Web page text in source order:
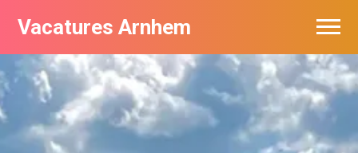
Vacatures Arnhem
Vacatures per bedrijf in Arnhem
Nieuwsbrief feed